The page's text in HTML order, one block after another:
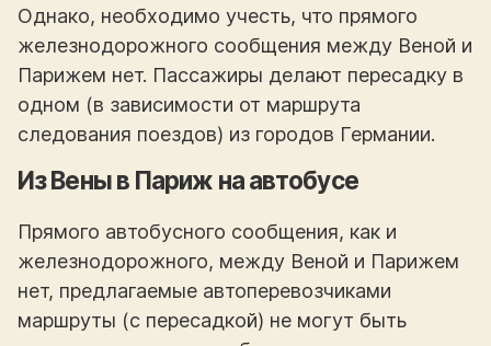
Однако, необходимо учесть, что прямого
железнодорожного сообщения между Веной и
Парижем нет. Пассажиры делают пересадку в
одном (в зависимости от маршрута
следования поездов) из городов Германии.
Из Вены в Париж на автобусе
Прямого автобусного сообщения, как и
железнодорожного, между Веной и Парижем
нет, предлагаемые автоперевозчиками
маршруты (с пересадкой) не могут быть